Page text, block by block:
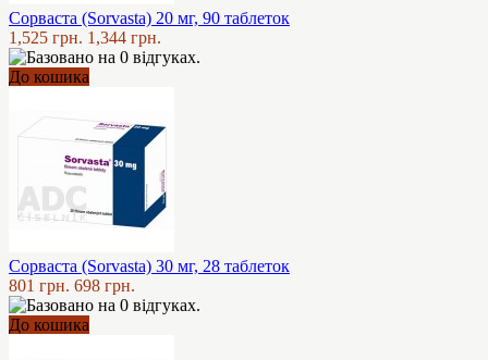
Сорваста (Sorvasta) 20 мг, 90 таблеток
1,525 грн. 1,344 грн.
До кошика
Сорваста (Sorvasta) 30 мг, 28 таблеток
801 грн. 698 грн.
До кошика